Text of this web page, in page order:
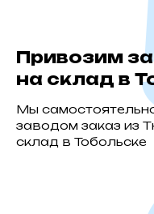
Привозим
на склад в
Мы
заводом заказ из
склад в Тобольске